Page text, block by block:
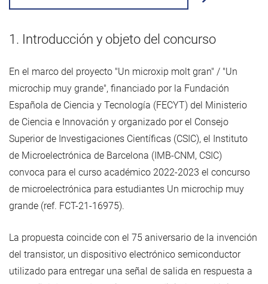
1. Introducción y objeto del concurso
En el marco del proyecto "Un microxip molt gran" / "Un
microchip muy grande", financiado por la Fundación
Española de Ciencia y Tecnología (FECYT) del Ministerio
de Ciencia e Innovación y organizado por el Consejo
Superior de Investigaciones Científicas (CSIC), el Instituto
de Microelectrónica de Barcelona (IMB-CNM, CSIC)
convoca para el curso académico 2022-2023 el concurso
de microelectrónica para estudiantes Un microchip muy
grande (ref. FCT-21-16975).
La propuesta coincide con el 75 aniversario de la invención
del transistor, un dispositivo electrónico semiconductor
utilizado para entregar una señal de salida en respuesta a